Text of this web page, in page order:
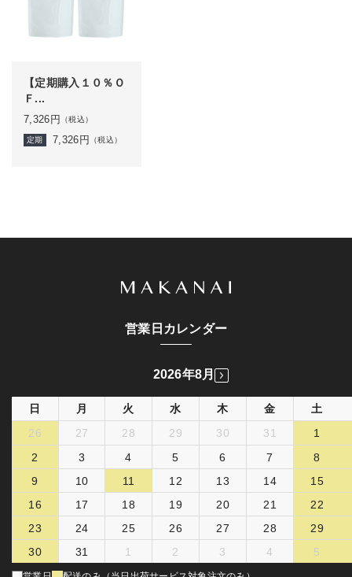
【定期購入１０％Ｏ
Ｆ...
7,326 円 （税込）
定期 7,326 円 （税込）
営業日カレンダー
2026年8月
日 月 火 水 木 金
土
26
27 28 29 30 31
1
2
3 4 5 6 7
8
9
10 11 12 13 14
15
16
17 18 19 20 21
22
23
24 25 26 27 28
29
30
31 1 2 3 4 5